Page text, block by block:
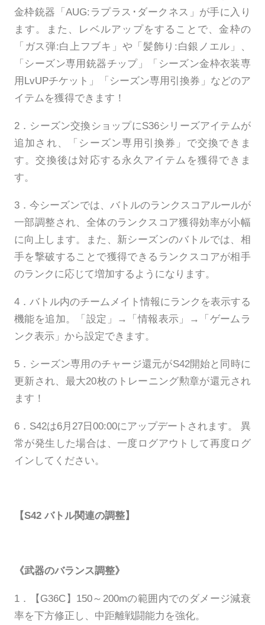
金枠銃器「AUG:ラプラス･ダークネス」が手に入り
ます。また、レベルアップをすることで、金枠の
「ガス弾:白上フブキ」や「髪飾り:白銀ノエル」、
「シーズン専用銃器チップ」「シーズン金枠衣装専
用LvUPチケット」「シーズン専用引換券」などのア
イテムを獲得できます！
2．シーズン交換ショップにS36シリーズアイテムが
追加され、「シーズン専用引換券」で交換できま
す。交換後は対応する永久アイテムを獲得できま
す。
3．今シーズンでは、バトルのランクスコアルールが
一部調整され、全体のランクスコア獲得効率が小幅
に向上します。また、新シーズンのバトルでは、相
手を撃破することで獲得できるランクスコアが相手
のランクに応じて増加するようになります。
4．バトル内のチームメイト情報にランクを表示する
機能を追加。「設定」→「情報表示」→「ゲームラ
ンク表示」から設定できます。
5．シーズン専用のチャージ還元がS42開始と同時に
更新され、最大20枚のトレーニング勲章が還元され
ます！
6．S42は6月27日00:00にアップデートされます。 異
常が発生した場合は、一度ログアウトして再度ログ
インしてください。
【S42 バトル関連の調整】
《武器のバランス調整》
1．【G36C】150～200mの範囲内でのダメージ減衰
率を下方修正し、中距離戦闘能力を強化。